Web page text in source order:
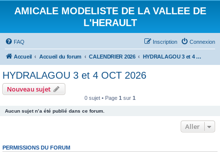
AMICALE MODELISTE DE LA VALLEE DE
L'HERAULT
FAQ Connexion
Inscription
Accueil Accueil du forum CALENDRIER 2026 HYDRALAGOU 3 et 4 OCT 2026
HYDRALAGOU 3 et 4 OCT 2026
Nouveau sujet
0 sujet • Page 1 sur 1
Aucun sujet n’a été publié dans ce forum.
Aller
PERMISSIONS DU FORUM